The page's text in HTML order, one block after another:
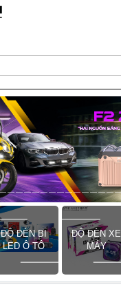
ĐỘ ĐÈN BI
LED Ô TÔ
ĐỘ ĐÈN XE
MÁY